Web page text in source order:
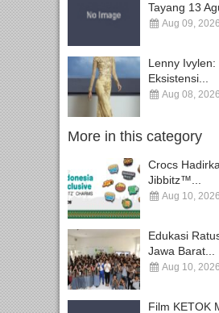
Tayang 13
Aug 09, 2026
Lenny
Eksistensi...
Aug 08, 2026
More in this category
Crocs
Jibbitz™...
Aug 10, 2026
Edukasi
Jawa Barat...
Aug 10, 2026
Film KETOK